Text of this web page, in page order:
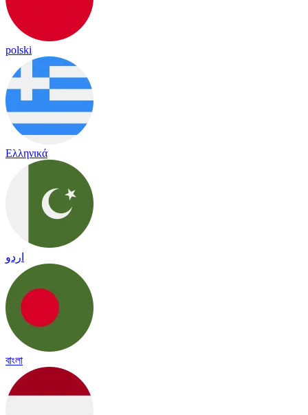
polski
Ελληνικά
اردو
বাংলা